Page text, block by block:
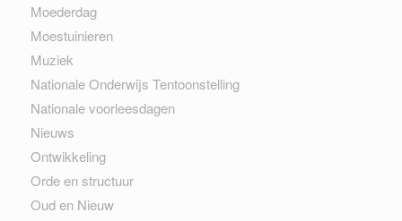
Moederdag
Moestuinieren
Muziek
Nationale Onderwijs Tentoonstelling
Nationale voorleesdagen
Nieuws
Ontwikkeling
Orde en structuur
Oud en Nieuw